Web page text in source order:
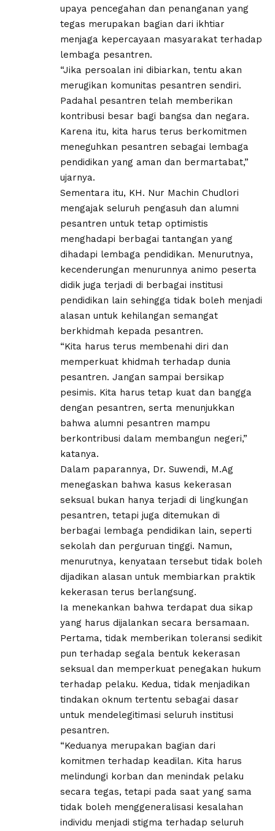
upaya pencegahan dan penanganan yang
tegas merupakan bagian dari ikhtiar
menjaga kepercayaan masyarakat terhadap
lembaga pesantren.
“Jika persoalan ini dibiarkan, tentu akan
merugikan komunitas pesantren sendiri.
Padahal pesantren telah memberikan
kontribusi besar bagi bangsa dan negara.
Karena itu, kita harus terus berkomitmen
meneguhkan pesantren sebagai lembaga
pendidikan yang aman dan bermartabat,”
ujarnya.
Sementara itu, KH. Nur Machin Chudlori
mengajak seluruh pengasuh dan alumni
pesantren untuk tetap optimistis
menghadapi berbagai tantangan yang
dihadapi lembaga pendidikan. Menurutnya,
kecenderungan menurunnya animo peserta
didik juga terjadi di berbagai institusi
pendidikan lain sehingga tidak boleh menjadi
alasan untuk kehilangan semangat
berkhidmah kepada pesantren.
“Kita harus terus membenahi diri dan
memperkuat khidmah terhadap dunia
pesantren. Jangan sampai bersikap
pesimis. Kita harus tetap kuat dan bangga
dengan pesantren, serta menunjukkan
bahwa alumni pesantren mampu
berkontribusi dalam membangun negeri,”
katanya.
Dalam paparannya, Dr. Suwendi, M.Ag
menegaskan bahwa kasus kekerasan
seksual bukan hanya terjadi di lingkungan
pesantren, tetapi juga ditemukan di
berbagai lembaga pendidikan lain, seperti
sekolah dan perguruan tinggi. Namun,
menurutnya, kenyataan tersebut tidak boleh
dijadikan alasan untuk membiarkan praktik
kekerasan terus berlangsung.
Ia menekankan bahwa terdapat dua sikap
yang harus dijalankan secara bersamaan.
Pertama, tidak memberikan toleransi sedikit
pun terhadap segala bentuk kekerasan
seksual dan memperkuat penegakan hukum
terhadap pelaku. Kedua, tidak menjadikan
tindakan oknum tertentu sebagai dasar
untuk mendelegitimasi seluruh institusi
pesantren.
“Keduanya merupakan bagian dari
komitmen terhadap keadilan. Kita harus
melindungi korban dan menindak pelaku
secara tegas, tetapi pada saat yang sama
tidak boleh menggeneralisasi kesalahan
individu menjadi stigma terhadap seluruh